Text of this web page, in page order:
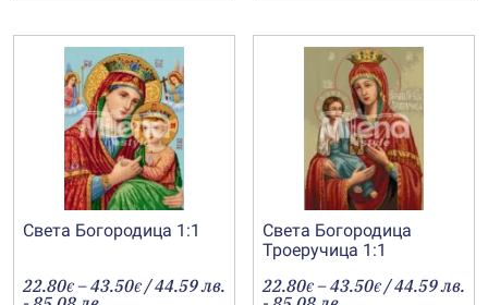
Света Богородица 1:1
22.80€ –43.50€Price
range:
/ 44.59 лв.
Света Богородица
Троеручица 1:1
22.80€ –43.50€Price
range:
/ 44.59 лв.